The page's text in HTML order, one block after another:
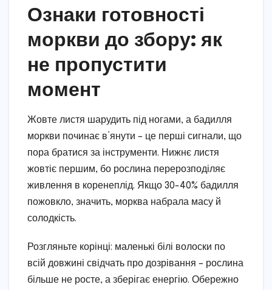
Ознаки готовності
моркви до збору: як
не пропустити
момент
Жовте листя шарудить під ногами, а бадилля
моркви починає в’янути – це перші сигнали, що
пора братися за інструменти. Нижнє листя
жовтіє першим, бо рослина перерозподіляє
живлення в коренеплід. Якщо 30-40% бадилля
пожовкло, значить, морква набрала масу й
солодкість.
Розгляньте корінці: маленькі білі волоски по
всій довжині свідчать про дозрівання – рослина
більше не росте, а зберігає енергію. Обережно